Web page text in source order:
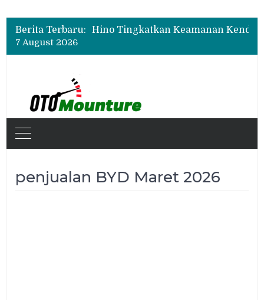
Berita Terbaru:
7 August 2026
penjualan BYD Maret 2026